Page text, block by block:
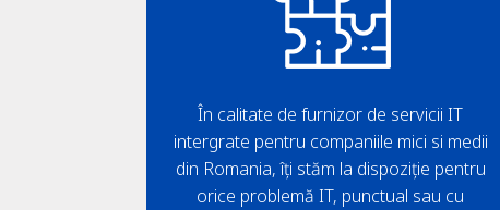
În calitate de furnizor de servicii IT
intergrate pentru companiile mici si medii
din Romania, îți stăm la dispoziție pentru
orice problemă IT, punctual sau cu